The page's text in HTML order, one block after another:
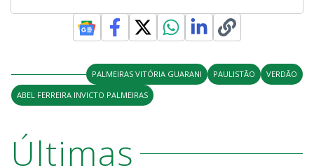
PALMEIRAS VITÓRIA GUARANI PAULISTÃO
VERDÃO
ABEL FERREIRA INVICTO PALMEIRAS
Últimas